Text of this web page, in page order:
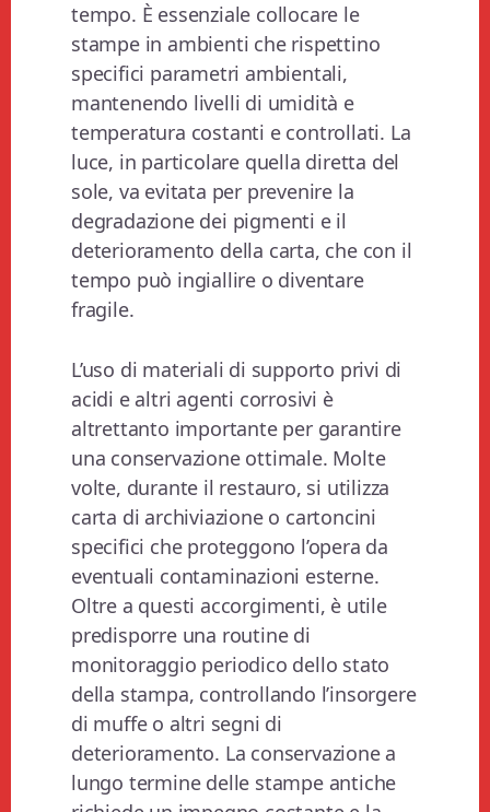
tempo. È essenziale collocare le
stampe in ambienti che rispettino
specifici parametri ambientali,
mantenendo livelli di umidità e
temperatura costanti e controllati. La
luce, in particolare quella diretta del
sole, va evitata per prevenire la
degradazione dei pigmenti e il
deterioramento della carta, che con il
tempo può ingiallire o diventare
fragile.
L’uso di materiali di supporto privi di
acidi e altri agenti corrosivi è
altrettanto importante per garantire
una conservazione ottimale. Molte
volte, durante il restauro, si utilizza
carta di archiviazione o cartoncini
specifici che proteggono l’opera da
eventuali contaminazioni esterne.
Oltre a questi accorgimenti, è utile
predisporre una routine di
monitoraggio periodico dello stato
della stampa, controllando l’insorgere
di muffe o altri segni di
deterioramento. La conservazione a
lungo termine delle stampe antiche